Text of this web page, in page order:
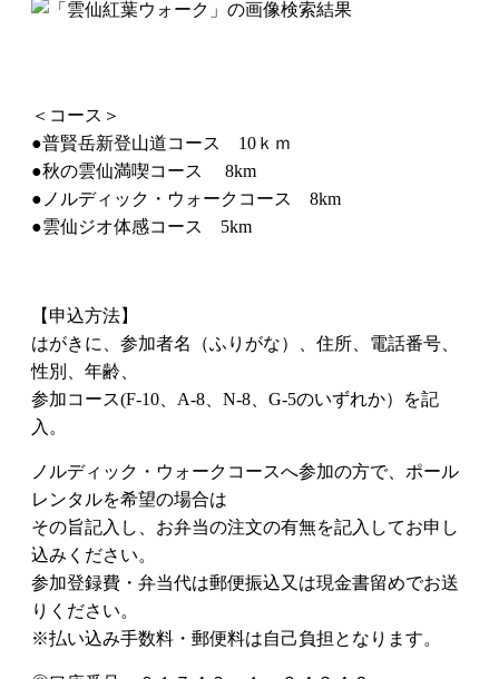
＜コース＞
●普賢岳新登山道コース 10ｋｍ
●秋の雲仙満喫コース 8km
●ノルディック・ウォークコース 8km
●雲仙ジオ体感コース 5km
【申込方法】
はがきに、参加者名（ふりがな）、住所、電話番号、
性別、年齢、
参加コース(F-10、A-8、N-8、G-5のいずれか）を記
入。
ノルディック・ウォークコースへ参加の方で、ポール
レンタルを希望の場合は
その旨記入し、お弁当の注文の有無を記入してお申し
込みください。
参加登録費・弁当代は郵便振込又は現金書留めでお送
りください。
※払い込み手数料・郵便料は自己負担となります。